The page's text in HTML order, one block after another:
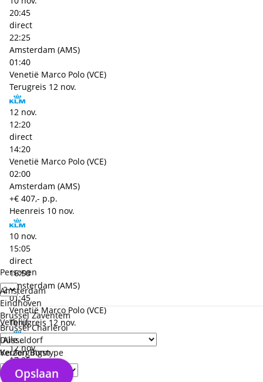
Personen
Verblijf
Verzorgingstype
Amsterdam
Eindhoven
Brussel Zaventem
Brussel Charleroi
Düsseldorf
Keulen Bonn
Opslaan
20:45
direct
22:25
Amsterdam (AMS)
01:40
Venetië Marco Polo (VCE)
Terugreis 12 nov.
12 nov.
12:20
direct
14:20
Venetië Marco Polo (VCE)
02:00
Amsterdam (AMS)
+€ 407,- p.p.
Heenreis 10 nov.
10 nov.
15:05
direct
16:50
Amsterdam (AMS)
01:45
Venetië Marco Polo (VCE)
Terugreis 12 nov.
12 nov.
17:35
direct